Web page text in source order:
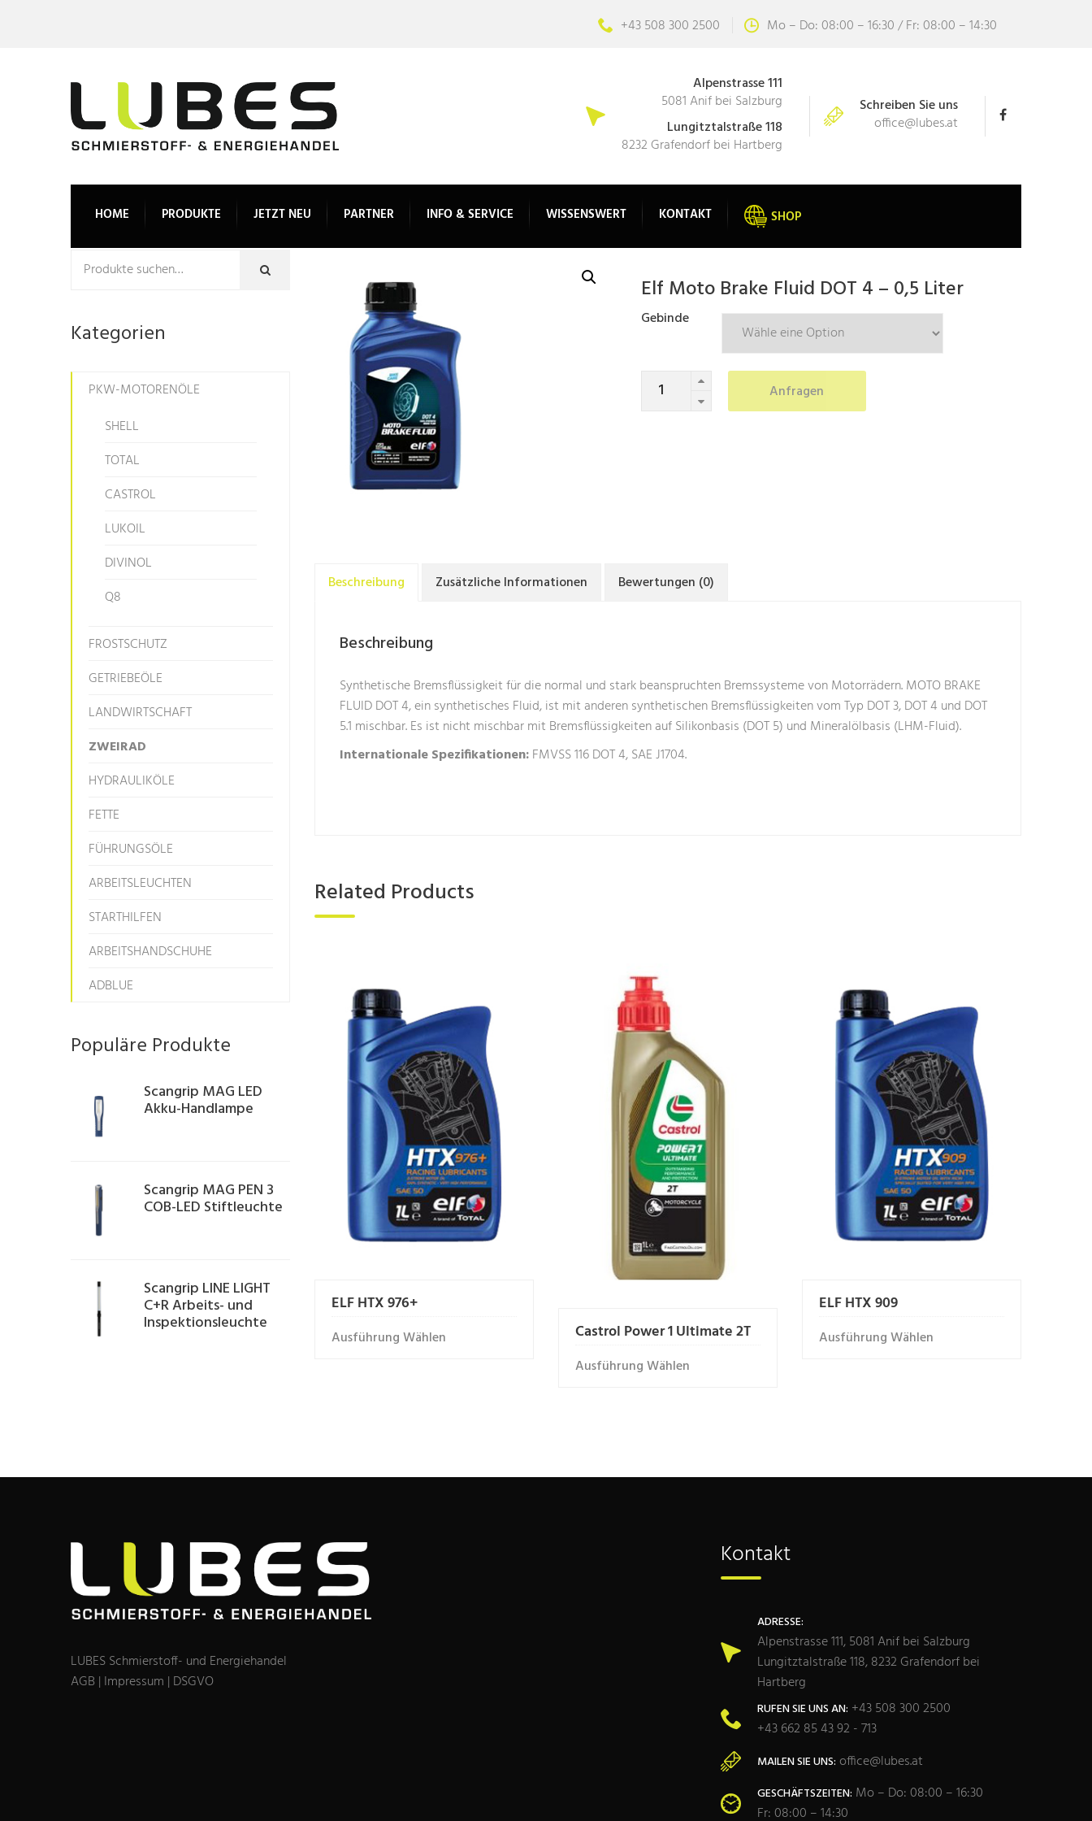
+43 508 300 2500 Mo – Do: 08:00 – 16:30 / Fr: 08:00 – 14:30
Schreiben Sie uns
office@lubes.at
Alpenstrasse 111
5081 Anif bei Salzburg
Lungitztalstraße 118
8232 Grafendorf bei Hartberg
HOME PRODUKTE JETZT NEU PARTNER INFO & SERVICE WISSENSWERT KONTAKT SHOP
Elf Moto Brake Fluid DOT 4 – 0,5 Liter
Gebinde
Quantity Anfragen
Beschreibung Zusätzliche Informationen Bewertungen (0)
Beschreibung
Synthetische Bremsflüssigkeit für die normal und stark beanspruchten Bremssysteme von Motorrädern. MOTO BRAKE
FLUID DOT 4, ein synthetisches Fluid, ist mit anderen synthetischen Bremsflüssigkeiten vom Typ DOT 3, DOT 4 und DOT
5.1 mischbar. Es ist nicht mischbar mit Bremsflüssigkeiten auf Silikonbasis (DOT 5) und Mineralölbasis (LHM-Fluid).
Internationale Spezifikationen:FMVSS 116 DOT 4, SAE J1704.
Related Products
ELF HTX 976+
Ausführung Wählen Castrol Power 1 Ultimate 2T
Ausführung Wählen
ELF HTX 909
Ausführung Wählen
Kategorien
PKW-MOTORENÖLE
SHELL
TOTAL
CASTROL
LUKOIL
DIVINOL
Q8
FROSTSCHUTZ
GETRIEBEÖLE
LANDWIRTSCHAFT
ZWEIRAD
HYDRAULIKÖLE
FETTE
FÜHRUNGSÖLE
ARBEITSLEUCHTEN
STARTHILFEN
ARBEITSHANDSCHUHE
ADBLUE
Populäre Produkte
Scangrip MAG LED
Akku-Handlampe
Scangrip MAG PEN 3
COB-LED Stiftleuchte
Scangrip LINE LIGHT
C+R Arbeits- und
Inspektionsleuchte
LUBES Schmierstoff- und Energiehandel
AGB | Impressum | DSGVO
Kontakt
ADRESSE:
Alpenstrasse 111, 5081 Anif bei Salzburg
Lungitztalstraße 118, 8232 Grafendorf bei
Hartberg
RUFEN SIE UNS AN: +43 508 300 2500
+43 662 85 43 92 - 713
MAILEN SIE UNS: office@lubes.at
GESCHÄFTSZEITEN: Mo – Do: 08:00 – 16:30
Fr: 08:00 – 14:30